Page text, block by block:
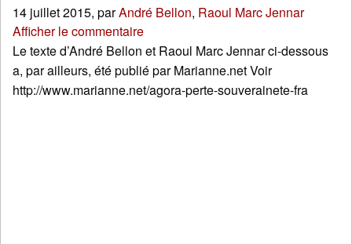
14 juillet 2015, parAndré Bellon, Raoul Marc Jennar
Afficher le commentaire
Le texte d’André Bellon et Raoul Marc Jennar ci-dessous
a, par ailleurs, été publié par Marianne.net Voir
http://www.marianne.net/agora-perte-souverainete-fra